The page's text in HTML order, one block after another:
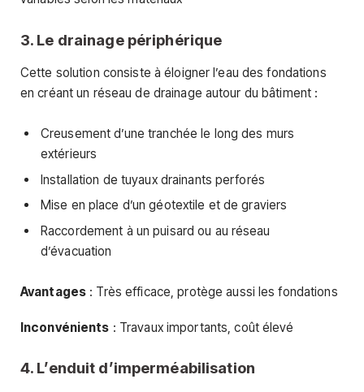
3. Le drainage périphérique
Cette solution consiste à éloigner l’eau des fondations
en créant un réseau de drainage autour du bâtiment :
Creusement d’une tranchée le long des murs
extérieurs
Installation de tuyaux drainants perforés
Mise en place d’un géotextile et de graviers
Raccordement à un puisard ou au réseau
d’évacuation
Avantages : Très efficace, protège aussi les fondations
Inconvénients : Travaux importants, coût élevé
4. L’enduit d’imperméabilisation